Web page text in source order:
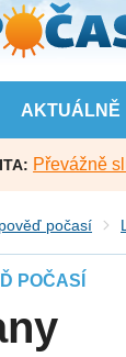
AKTUÁLNĚ
Převážně
počasí
POČASÍ